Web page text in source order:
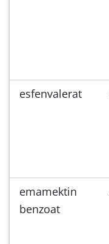
esfenvalerat
emamektin
benzoat